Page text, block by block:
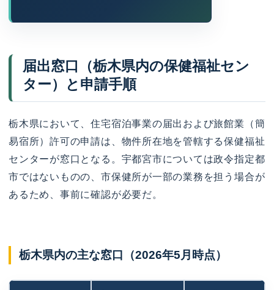
届出窓口（栃木県内の保健福祉セン
ター）と申請手順
栃木県において、住宅宿泊事業の届出および旅館業（簡
易宿所）許可の申請は、物件所在地を管轄する保健福祉
センターが窓口となる。宇都宮市については政令指定都
市ではないものの、市保健所が一部の業務を担う場合が
あるため、事前に確認が必要だ。
栃木県内の主な窓口（2026年5月時点）